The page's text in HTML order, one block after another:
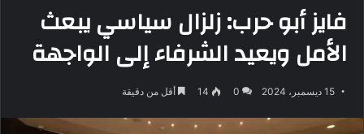
فايز أبو حرب: زلزال سياسي يبعث
الأمل ويعيد الشرفاء إلى الواجهة
15 ديسمبر، 2024 0
14 أقل من دقيقة